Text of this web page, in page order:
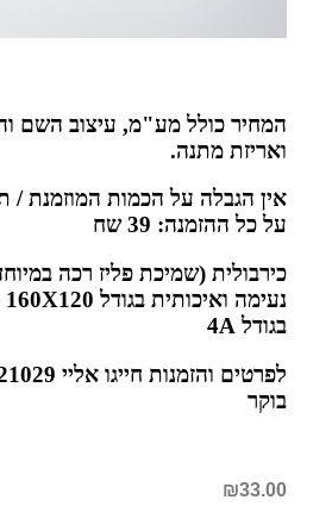
המחיר כולל מע"מ, עיצוב השם
ואריזת מתנה.
אין הגבלה על הכמות המוזמנת /
על כל ההזמנה: 39 שח
כירבולית (שמיכת פליז רכה
נעימה ואיכותית בגודל 160 X120
בגודל 4 A
בוקר
₪33.00